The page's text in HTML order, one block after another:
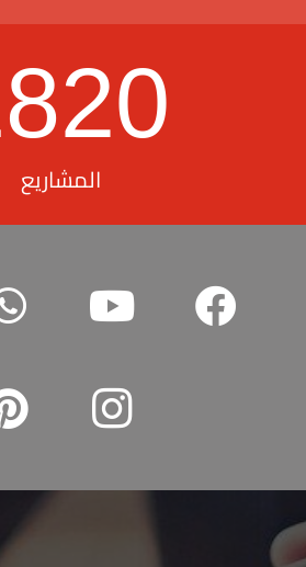
المشاريع